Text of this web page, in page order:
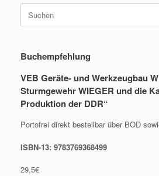
nach:
Buchempfehlung
VEB Geräte- und Werkzeugbau
Sturmgewehr WIEGER und die
Produktion der DDR“
Portofrei direkt bestellbar über BOD
ISBN-13: 9783769368499
29,5€